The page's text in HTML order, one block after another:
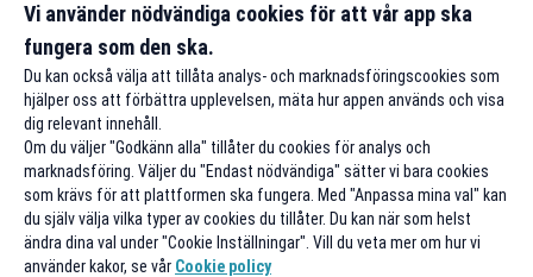
Vi använder nödvändiga cookies för att vår app ska
fungera som den ska.
Du kan också välja att tillåta analys- och marknadsföringscookies som
hjälper oss att förbättra upplevelsen, mäta hur appen används och visa
dig relevant innehåll.
Om du väljer "Godkänn alla" tillåter du cookies för analys och
marknadsföring. Väljer du "Endast nödvändiga" sätter vi bara cookies
som krävs för att plattformen ska fungera. Med "Anpassa mina val" kan
du själv välja vilka typer av cookies du tillåter. Du kan när som helst
ändra dina val under "Cookie Inställningar". Vill du veta mer om hur vi
använder kakor, se vår Cookie policy